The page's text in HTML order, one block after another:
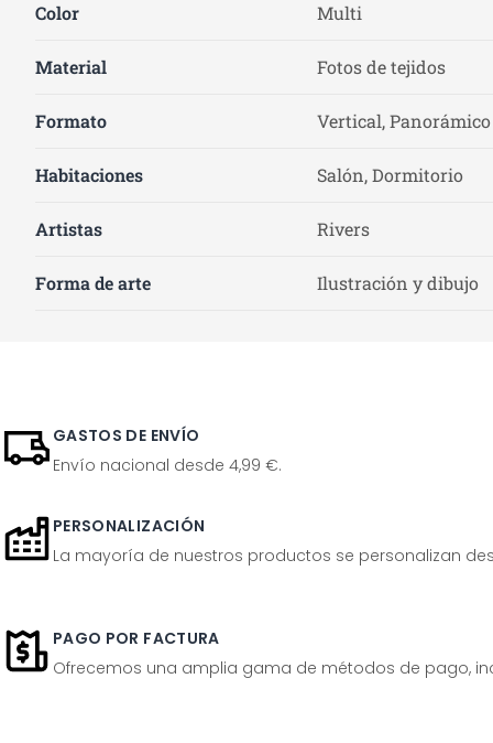
Color Multi
Material Fotos de tejidos
Formato Vertical, Panorámico
Habitaciones Salón, Dormitorio
Artistas Rivers
Forma de arte Ilustración y dibujo
GASTOS DE ENVÍO
Envío nacional desde 4,99 €.
PERSONALIZACIÓN
La mayoría de nuestros productos se personalizan
PAGO POR FACTURA
Ofrecemos una amplia gama de métodos de pago,